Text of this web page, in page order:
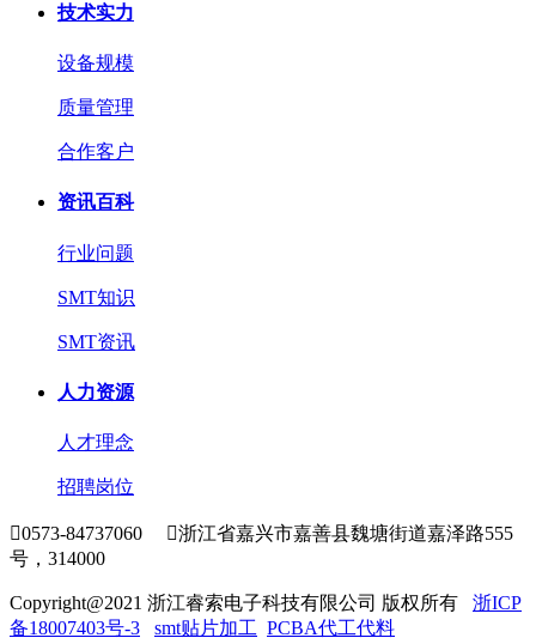
技术实力
设备规模
质量管理
合作客户
资讯百科
行业问题
SMT知识
SMT资讯
人力资源
人才理念
招聘岗位
0573-84737060 浙江省嘉兴市嘉善县魏塘街道嘉泽路555
号，314000
Copyright@2021 浙江睿索电子科技有限公司 版权所有 浙ICP
备18007403号-3
smt贴片加工 PCBA代工代料